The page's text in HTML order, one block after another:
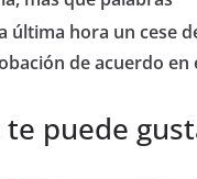
última hora un cese
de acuerdo en
puede